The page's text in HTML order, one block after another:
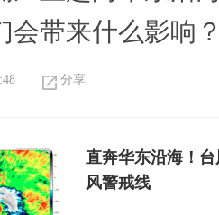
会带来什么影响
分享
直奔华东沿海！
风警戒线